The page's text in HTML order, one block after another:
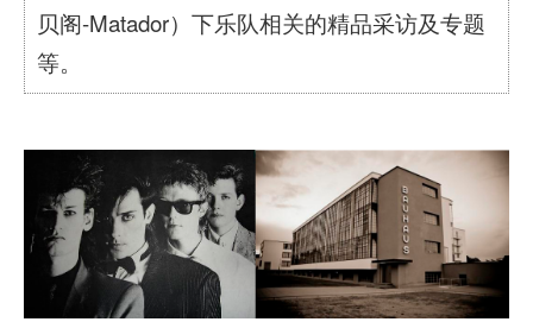
贝阁-Matador）下乐队相关的精品采访及专题
等。